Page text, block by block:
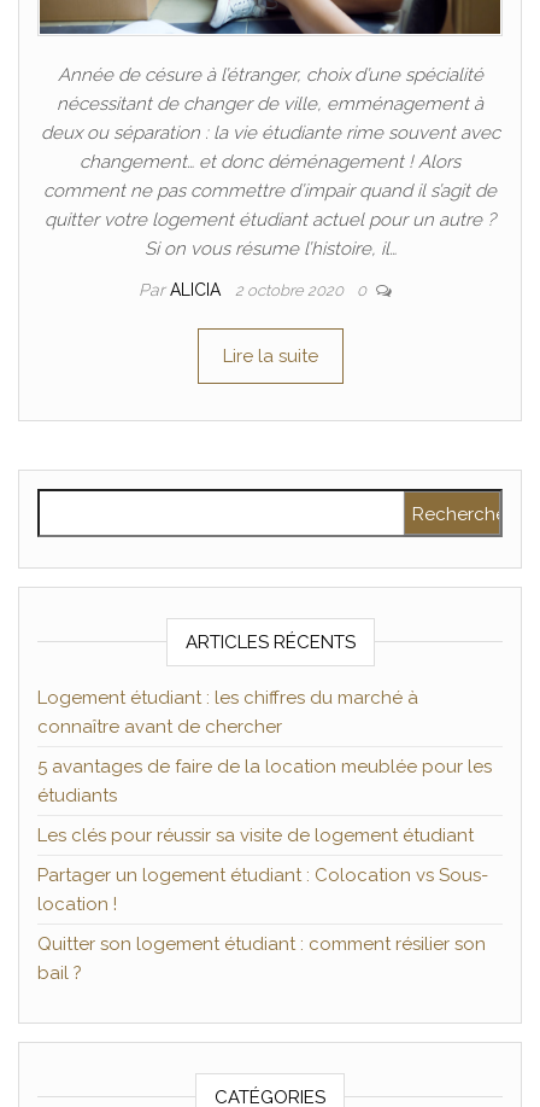
Année de césure à l’étranger, choix d’une spécialité
nécessitant de changer de ville, emménagement à
deux ou séparation : la vie étudiante rime souvent avec
changement… et donc déménagement ! Alors
comment ne pas commettre d’impair quand il s’agit de
quitter votre logement étudiant actuel pour un autre ?
Si on vous résume l’histoire, il…
ParALICIA 2 octobre 2020 0
Lire la suite
ARTICLES RÉCENTS
Logement étudiant : les chiffres du marché à
connaître avant de chercher
5 avantages de faire de la location meublée pour les
étudiants
Les clés pour réussir sa visite de logement étudiant
Partager un logement étudiant : Colocation vs Sous-
location !
Quitter son logement étudiant : comment résilier son
bail ?
CATÉGORIES